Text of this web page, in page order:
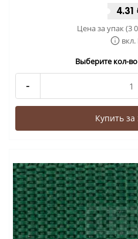
4.31
Цена за упак (3
Выберите кол-
-
Купить за